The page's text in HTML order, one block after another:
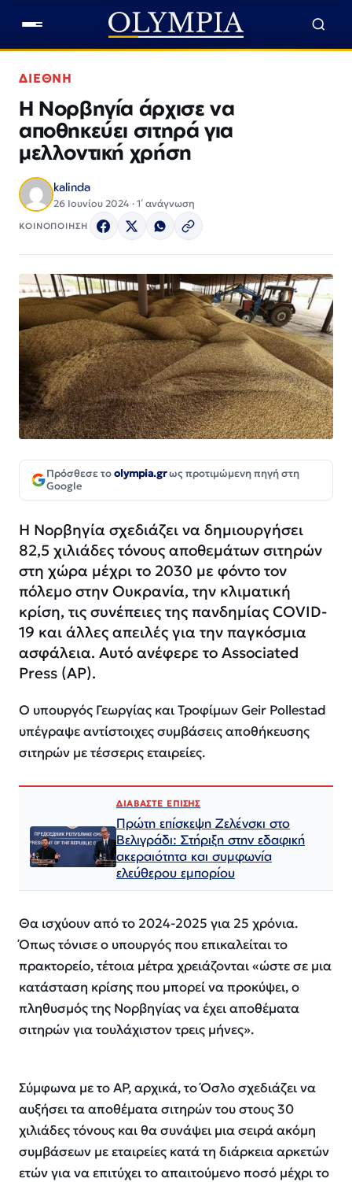
ΔΙΕΘΝΗ
Η Νορβηγία άρχισε να
αποθηκεύει σιτηρά για
μελλοντική χρήση
kalinda
26 Ιουνίου 2024 · 1΄ ανάγνωση
ΚΟΙΝΟΠΟΙΗΣΗ
Πρόσθεσε τοolympia.grως προτιμώμενη πηγή στη
Google
Η Νορβηγία σχεδιάζει να δημιουργήσει
82,5 χιλιάδες τόνους αποθεμάτων σιτηρών
στη χώρα μέχρι το 2030 με φόντο τον
πόλεμο στην Ουκρανία, την κλιματική
κρίση, τις συνέπειες της πανδημίας COVID-
19 και άλλες απειλές για την παγκόσμια
ασφάλεια. Αυτό ανέφερε το Associated
Press (AP).
Ο υπουργός Γεωργίας και Τροφίμων Geir Pollestad
υπέγραψε αντίστοιχες συμβάσεις αποθήκευσης
σιτηρών με τέσσερις εταιρείες.
ΔΙΑΒΑΣΤΕ ΕΠΙΣΗΣ
Πρώτη επίσκεψη Ζελένσκι στο
Βελιγράδι: Στήριξη στην εδαφική
ακεραιότητα και συμφωνία
ελεύθερου εμπορίου
Θα ισχύουν από το 2024-2025 για 25 χρόνια.
Όπως τόνισε ο υπουργός που επικαλείται το
πρακτορείο, τέτοια μέτρα χρειάζονται «ώστε σε μια
κατάσταση κρίσης που μπορεί να προκύψει, ο
πληθυσμός της Νορβηγίας να έχει αποθέματα
σιτηρών για τουλάχιστον τρεις μήνες».
Σύμφωνα με το AP, αρχικά, το Όσλο σχεδιάζει να
αυξήσει τα αποθέματα σιτηρών του στους 30
χιλιάδες τόνους και θα συνάψει μια σειρά ακόμη
συμβάσεων με εταιρείες κατά τη διάρκεια αρκετών
ετών για να επιτύχει το απαιτούμενο ποσό μέχρι το